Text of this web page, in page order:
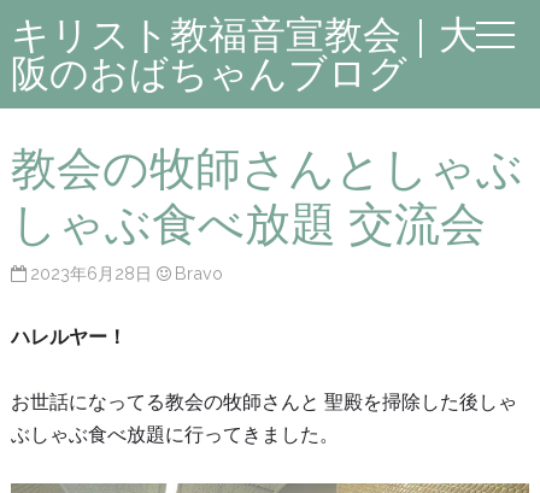
キリスト教福音宣教会｜大
阪のおばちゃんブログ
教会の牧師さんとしゃぶ
しゃぶ食べ放題 交流会
2023年6月28日 Bravo
ハレルヤー！
お世話になってる教会の牧師さんと 聖殿を掃除した後しゃ
ぶしゃぶ食べ放題に行ってきました。